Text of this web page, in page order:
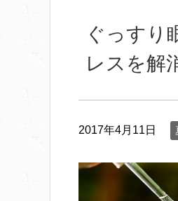
ぐっすり
レスを解
2017年4月11日